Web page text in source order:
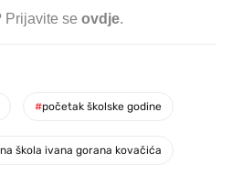
Prijavite se ovdje.
#početak školske godine
škola ivana gorana kovačića